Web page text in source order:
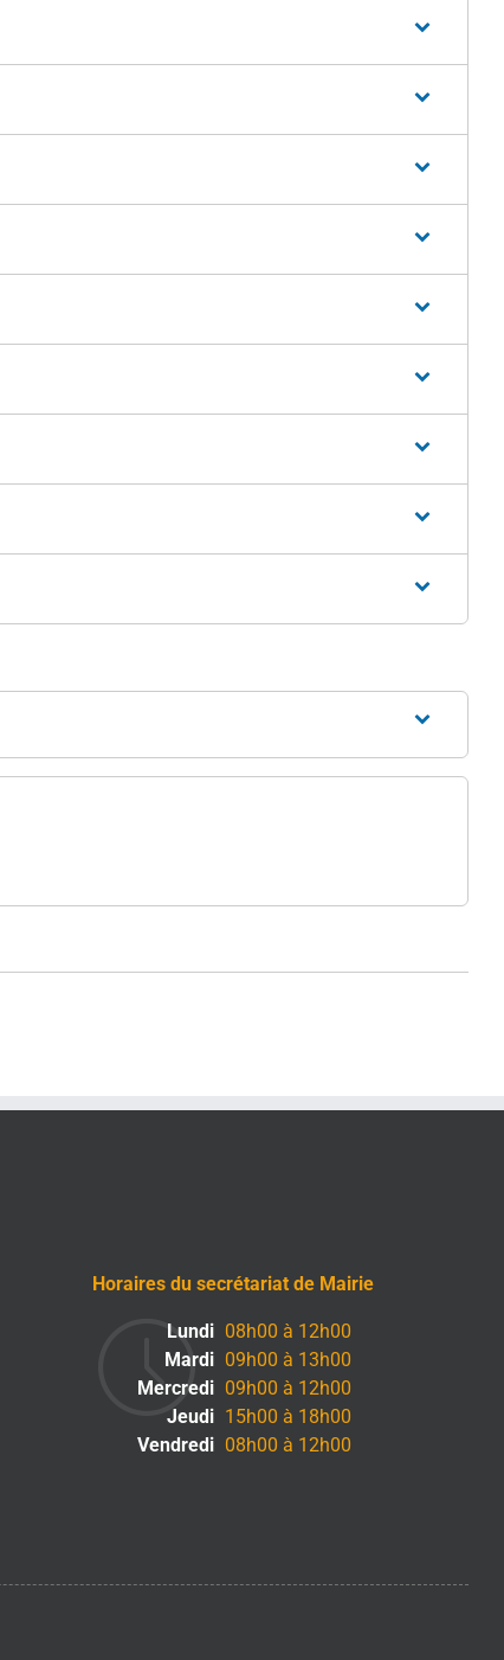
Horaires du secrétariat de Mairie
Lundi 08h00 à 12h00
Mardi 09h00 à 13h00
Mercredi 09h00 à 12h00
Jeudi 15h00 à 18h00
Vendredi 08h00 à 12h00